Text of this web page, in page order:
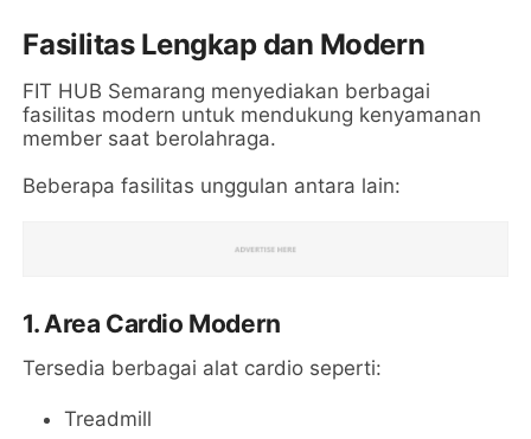
Fasilitas Lengkap dan Modern
FIT HUB Semarang menyediakan berbagai
fasilitas modern untuk mendukung kenyamanan
member saat berolahraga.
Beberapa fasilitas unggulan antara lain:
1. Area Cardio Modern
Tersedia berbagai alat cardio seperti:
Treadmill